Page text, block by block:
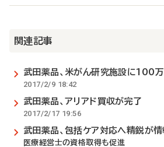
関連記事
武田薬品、米がん研究施設に100
2017/2/9 18:42
武田薬品、アリアド買収が完了
2017/2/17 19:56
武田薬品、包括ケア対応へ精鋭が
医療経営士の資格取得も促進